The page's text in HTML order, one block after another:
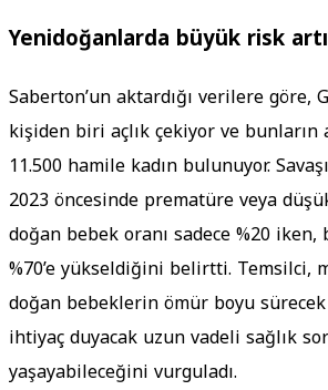
Yenidoğanlarda büyük risk
Saberton’un aktardığı verilere göre,
kişiden biri açlık çekiyor ve bunların
11.500 hamile kadın bulunuyor.
2023 öncesinde prematüre veya
doğan bebek oranı sadece %20
%70’e yükseldiğini belirtti. Temsilci,
doğan bebeklerin ömür boyu
ihtiyaç duyacak uzun vadeli sağlık
yaşayabileceğini vurguladı.